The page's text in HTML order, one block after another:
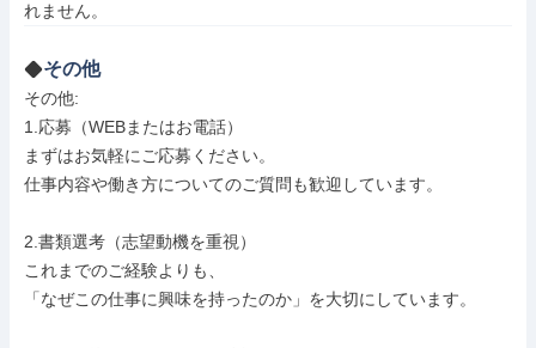
れません。
その他
その他:
1.応募（WEBまたはお電話）
まずはお気軽にご応募ください。
仕事内容や働き方についてのご質問も歓迎しています。
2.書類選考（志望動機を重視）
これまでのご経験よりも、
「なぜこの仕事に興味を持ったのか」を大切にしています。